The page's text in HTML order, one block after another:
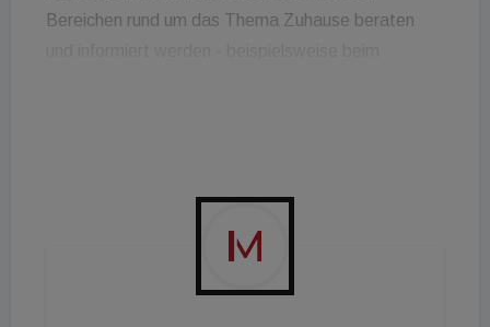
Bereichen rund um das Thema Zuhause beraten
gestärkt werden. Seit dem Start des Labels leitet
Armin Achtsnit den Standort von Aurelie Immobilien
im 8. Wiener Gemeindebezirk. "Wir haben den
Anspruch, Kundinnen und Kunden in jeder